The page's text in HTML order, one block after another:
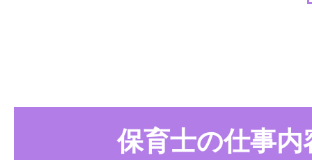
らったことを返していきたいと思っ
係が良く、困った時には自然と助け
保育士の仕事内